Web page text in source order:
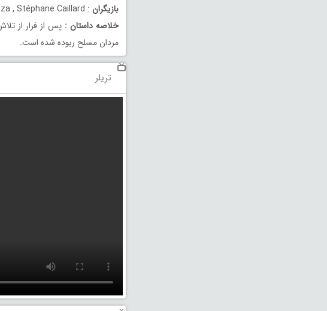
بازیگران : Jamel Blissat , Rayan Bouazza , Stéphane Caillard
خلاصه داستان : پس از فرار از
مردان مسلح ربوده شده است.
تریلر